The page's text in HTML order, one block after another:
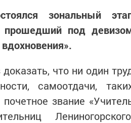
зональный
прошедший под
что ни один
самоотдачи,
звание